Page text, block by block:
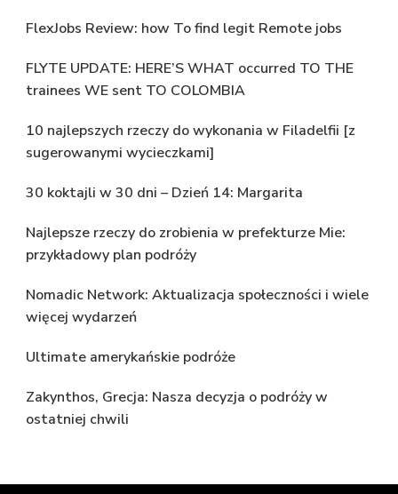
FlexJobs Review: how To find legit Remote jobs
FLYTE UPDATE: HERE’S WHAT occurred TO THE
trainees WE sent TO COLOMBIA
10 najlepszych rzeczy do wykonania w Filadelfii [z
sugerowanymi wycieczkami]
30 koktajli w 30 dni – Dzień 14: Margarita
Najlepsze rzeczy do zrobienia w prefekturze Mie:
przykładowy plan podróży
Nomadic Network: Aktualizacja społeczności i wiele
więcej wydarzeń
Ultimate amerykańskie podróże
Zakynthos, Grecja: Nasza decyzja o podróży w
ostatniej chwili